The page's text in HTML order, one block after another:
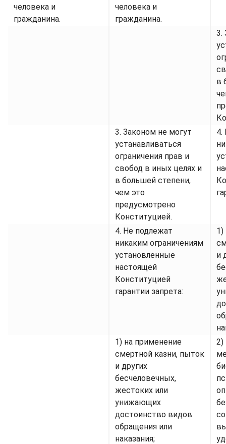
человека и
гражданина.
человека и
гражданина.
3.
в
3. Законом не могут
устанавливаться
ограничения прав и
свобод в иных целях и
в большей степени,
чем это
предусмотрено
Конституцией.
4.
4. Не подлежат
никаким ограничениям
установленные
настоящей
Конституцией
гарантии запрета:
1)
и
1) на применение
смертной казни, пыток
и других
бесчеловечных,
жестоких или
унижающих
достоинство видов
обращения или
наказания;
2)